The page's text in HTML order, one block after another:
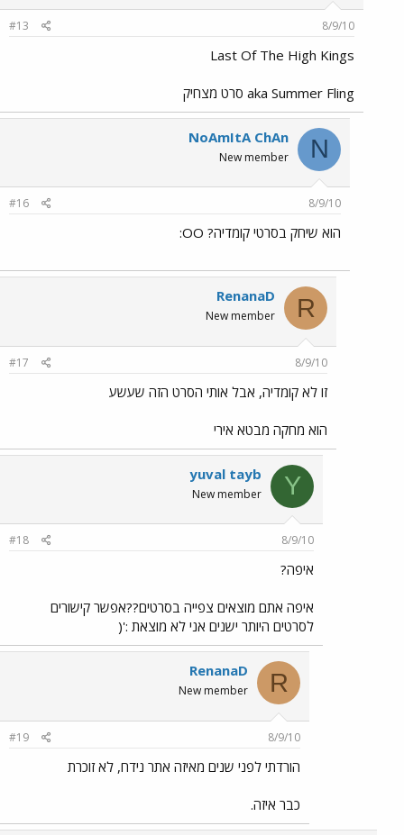
8/9/10
#13
Last Of The High Kings
aka Summer Fling סרט מצחיק
N
NoAmItA ChAn
New member
8/9/10
#16
הוא שיחק בסרטי קומדיה? OO:
R
RenanaD
New member
8/9/10
#17
זו לא קומדיה, אבל אותי הסרט הזה שעשע
הוא מחקה מבטא אירי
Y
yuval tayb
New member
8/9/10
#18
איפה?
איפה אתם מוצאים צפייה בסרטים??אפשר קישורים
לסרטים היותר ישנים אני לא מוצאת :'(
R
RenanaD
New member
8/9/10
#19
הורדתי לפני שנים מאיזה אתר נידח, לא זוכרת
כבר איזה.